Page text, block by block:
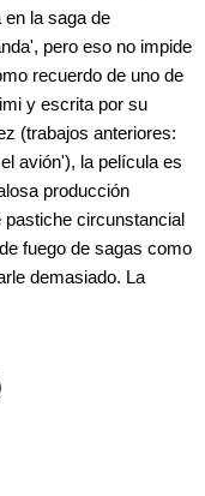
la saga de
pero eso no impide
recuerdo de uno de
y escrita por su
(trabajos anteriores:
avión'), la película es
producción
circunstancial
fuego de sagas como
demasiado. La